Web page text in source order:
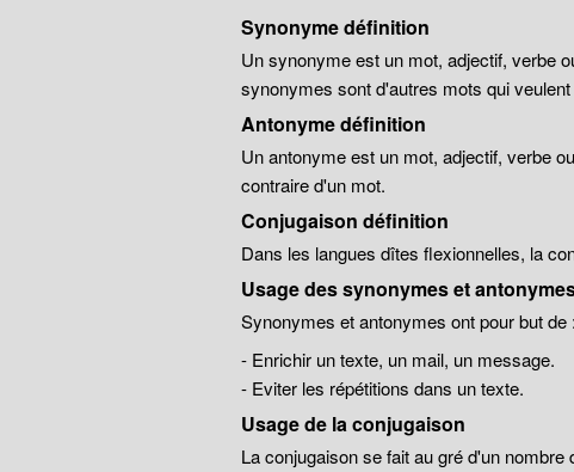
Synonyme définition
Un synonyme est un mot, adjectif, verbe
synonymes sont d'autres mots qui
Antonyme définition
Un antonyme est un mot, adjectif, verbe
contraire d'un mot.
Conjugaison définition
Dans les langues dîtes flexionnelles, la
Usage des synonymes et
Synonymes et antonymes ont pour but de :
- Enrichir un texte, un mail, un message.
- Eviter les répétitions dans un texte.
Usage de la conjugaison
La conjugaison se fait au gré d'un